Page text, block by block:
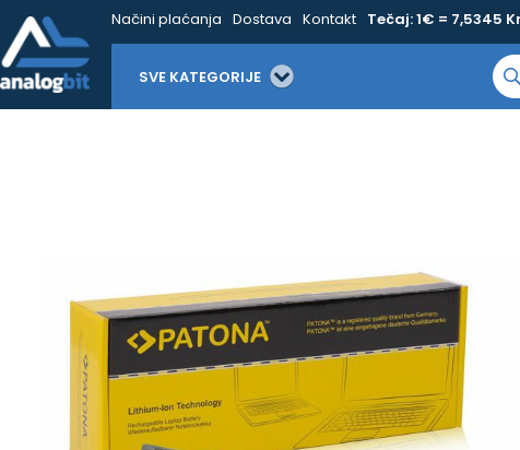
Načini plaćanja Dostava Kontakt Tečaj: 1€ = 7,5345
SVE KATEGORIJE